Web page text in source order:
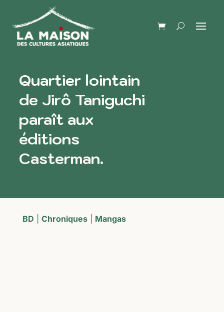
Quartier lointain
de Jirô Taniguchi
paraît aux
éditions
Casterman.
BD Chroniques| Mangas